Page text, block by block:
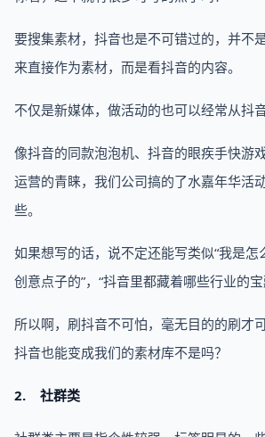
要搜集素材，抖音也是不可错过的，并不
来直接作为素材，而是看抖音的内容。
不仅是新媒体，做活动的也可以经常从抖
像抖音的同款泡泡机、抖音的眼疾手快游
运营的青睐，我们公司搞的了水嘉年华活
些。
如果想写的话，说不定还能写类似“我是怎
创意点子的”，“抖音里都藏着哪些行业的
所以啊，刷抖音不可怕，毫无目的的刷才
抖音也能变成我们的素材库不是吗？
2. 社群类